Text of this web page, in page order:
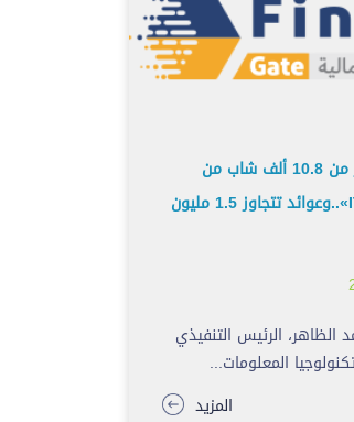
«إيتيدا»: تخريج أكثر من 10.8 ألف شاب من
برنامج «ITIDA Gigs»..وعوائد تتجاوز 1.5 مليون
الرئيس التنفيذي
المعلومات...
المزيد